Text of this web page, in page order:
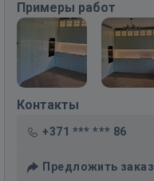
Примеры работ
Контакты
+371 *** *** 86
Предложить заказ